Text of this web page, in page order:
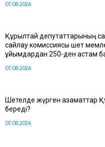
07.08.2026
Құрылтай депутаттарының
сайлау комиссиясы шет
ұйымдардан 250-ден астам
07.08.2026
Шетелде жүрген азаматтар
береді?
07.08.2026